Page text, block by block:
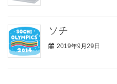
ソチ
2019年9月29日